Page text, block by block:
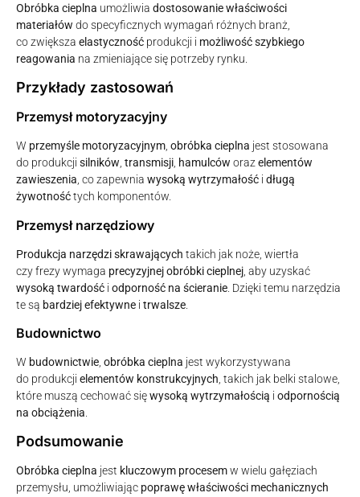
Obróbka cieplna umożliwia dostosowanie właściwości
materiałów do specyficznych wymagań różnych branż,
co zwiększa elastyczność produkcji i możliwość szybkiego
reagowania na zmieniające się potrzeby rynku.
Przykłady zastosowań
Przemysł motoryzacyjny
W przemyśle motoryzacyjnym obróbka cieplna jest stosowana
do produkcji silników transmisji hamulców oraz elementów
zawieszenia , co zapewnia wysoką wytrzymałość i długą
żywotnośćtych komponentów.
Przemysł narzędziowy
Produkcja narzędzi skrawających takich jak noże, wiertła
czy frezy wymaga precyzyjnej obróbki cieplnej , aby uzyskać
wysoką twardość i odporność na ścieranie . Dzięki temu narzędzia
te są bardziej efektywne i trwalsze
Budownictwo
W budownictwie obróbka cieplna jest wykorzystywana
do produkcji elementów konstrukcyjnych , takich jak belki stalowe,
które muszą cechować sięwysoką wytrzymałością i odpornością
na obciążenia
Podsumowanie
Obróbka cieplna jest kluczowym procesemw wielu gałęziach
przemysłu, umożliwiając poprawę właściwości mechanicznych